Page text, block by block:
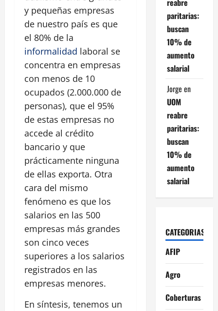
y pequeñas empresas
de nuestro país es que
el 80% de la
informalidad laboral se
concentra en empresas
con menos de 10
ocupados (2.000.000 de
personas), que el 95%
de estas empresas no
accede al crédito
bancario y que
prácticamente ninguna
de ellas exporta. Otra
cara del mismo
fenómeno es que los
salarios en las 500
empresas más grandes
son cinco veces
superiores a los salarios
registrados en las
empresas menores.
En síntesis, tenemos un
paritarias:
buscan
10% de
aumento
salarial
Jorge en
UOM
reabre
paritarias:
buscan
10% de
aumento
salarial
CATEGORIAS
AFIP
Agro
Coberturas